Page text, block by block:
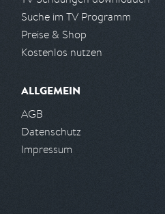
Suche im TV Programm
Preise & Shop
Kostenlos nutzen
ALLGEMEIN
AGB
Datenschutz
Impressum